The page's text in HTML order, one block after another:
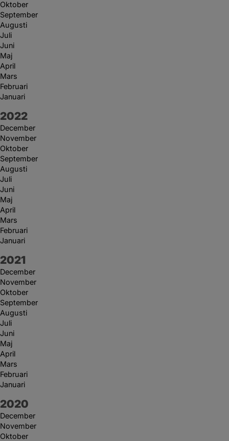
Oktober
September
Augusti
Juli
Juni
Maj
April
Mars
Februari
Januari
År:
2022
December
November
Oktober
September
Augusti
Juli
Juni
Maj
April
Mars
Februari
Januari
År:
2021
December
November
Oktober
September
Augusti
Juli
Juni
Maj
April
Mars
Februari
Januari
År:
2020
December
November
Oktober